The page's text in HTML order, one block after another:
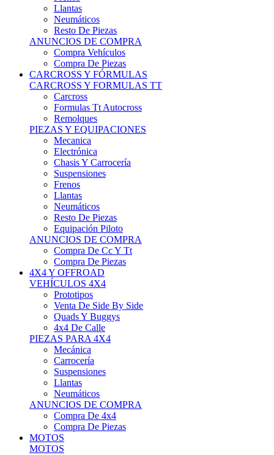
Neumáticos
Resto De Piezas
ANUNCIOS DE COMPRA
Compra Vehículos
Compra De Piezas
CARCROSS Y FÓRMULAS
CARCROSS Y FORMULAS TT
Carcross
Formulas Tt Autocross
Remolques
PIEZAS Y EQUIPACIONES
Mecanica
Electrónica
Chasis Y Carrocería
Suspensiones
Frenos
Llantas
Neumáticos
Resto De Piezas
Equipación Piloto
ANUNCIOS DE COMPRA
Compra De Cc Y Tt
Compra De Piezas
4X4 Y OFFROAD
VEHÍCULOS 4X4
Prototipos
Venta De Side By Side
Quads Y Buggys
4x4 De Calle
PIEZAS PARA 4X4
Mecánica
Carrocería
Suspensiones
Llantas
Neumáticos
ANUNCIOS DE COMPRA
Compra De 4x4
Compra De Piezas
MOTOS
MOTOS
Motos De Circuito